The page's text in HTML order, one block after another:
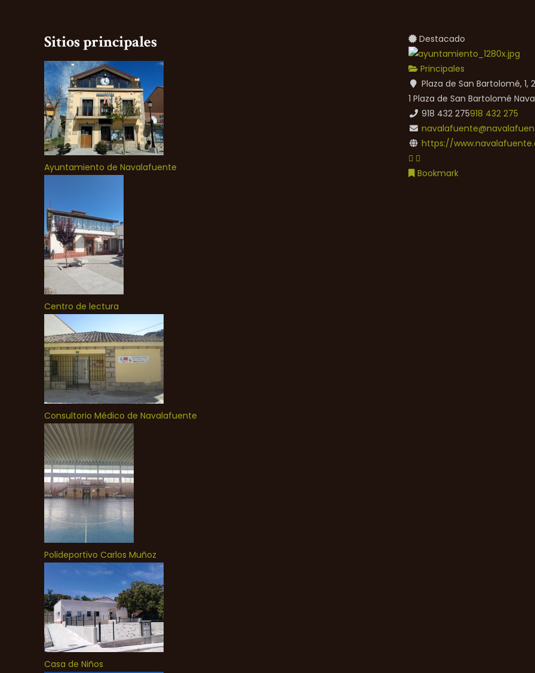
Sitios principales
Ayuntamiento de Navalafuente
Centro de lectura
Consultorio Médico de Navalafuente
Polideportivo Carlos Muñoz
Casa de Niños
Destacado
Principales
Plaza de San Bartolomé,
1 Plaza de San Bartolomé
918 432 275918 432 275
https://
Bookmark